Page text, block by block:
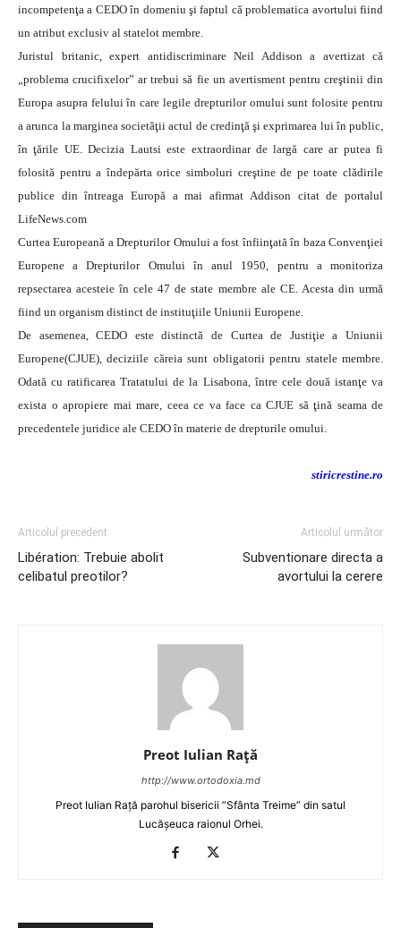
incompetenţa a CEDO în domeniu şi faptul că problematica avortului fiind
un atribut exclusiv al statelot membre.
Juristul britanic, expert antidiscriminare Neil Addison a avertizat că
„problema crucifixelor” ar trebui să fie un avertisment pentru creştinii din
Europa asupra felului în care legile drepturilor omului sunt folosite pentru
a arunca la marginea societăţii actul de credinţă şi exprimarea lui în public,
în ţările UE. Decizia Lautsi este extraordinar de largă care ar putea fi
folosită pentru a îndepărta orice simboluri creştine de pe toate clădirile
publice din întreaga Europă a mai afirmat Addison citat de portalul
LifeNews.com
Curtea Europeană a Drepturilor Omului a fost înfiinţată în baza Convenţiei
Europene a Drepturilor Omului în anul 1950, pentru a monitoriza
repsectarea acesteie în cele 47 de state membre ale CE. Acesta din urmă
fiind un organism distinct de instituţiile Uniunii Europene.
De asemenea, CEDO este distinctă de Curtea de Justiţie a Uniunii
Europene(CJUE), deciziile căreia sunt obligatorii pentru statele membre.
Odată cu ratificarea Tratatului de la Lisabona, între cele două istanţe va
exista o apropiere mai mare, ceea ce va face ca CJUE să ţină seama de
precedentele juridice ale CEDO în materie de drepturile omului.
stiricrestine.ro
Articolul precedent
Libération: Trebuie abolit
celibatul preotilor?
Articolul următor
Subventionare directa a
avortului la cerere
Preot Iulian Raţă
http://www.ortodoxia.md
Preot Iulian Rață parohul bisericii ”Sfânta Treime” din satul
Lucășeuca raionul Orhei.